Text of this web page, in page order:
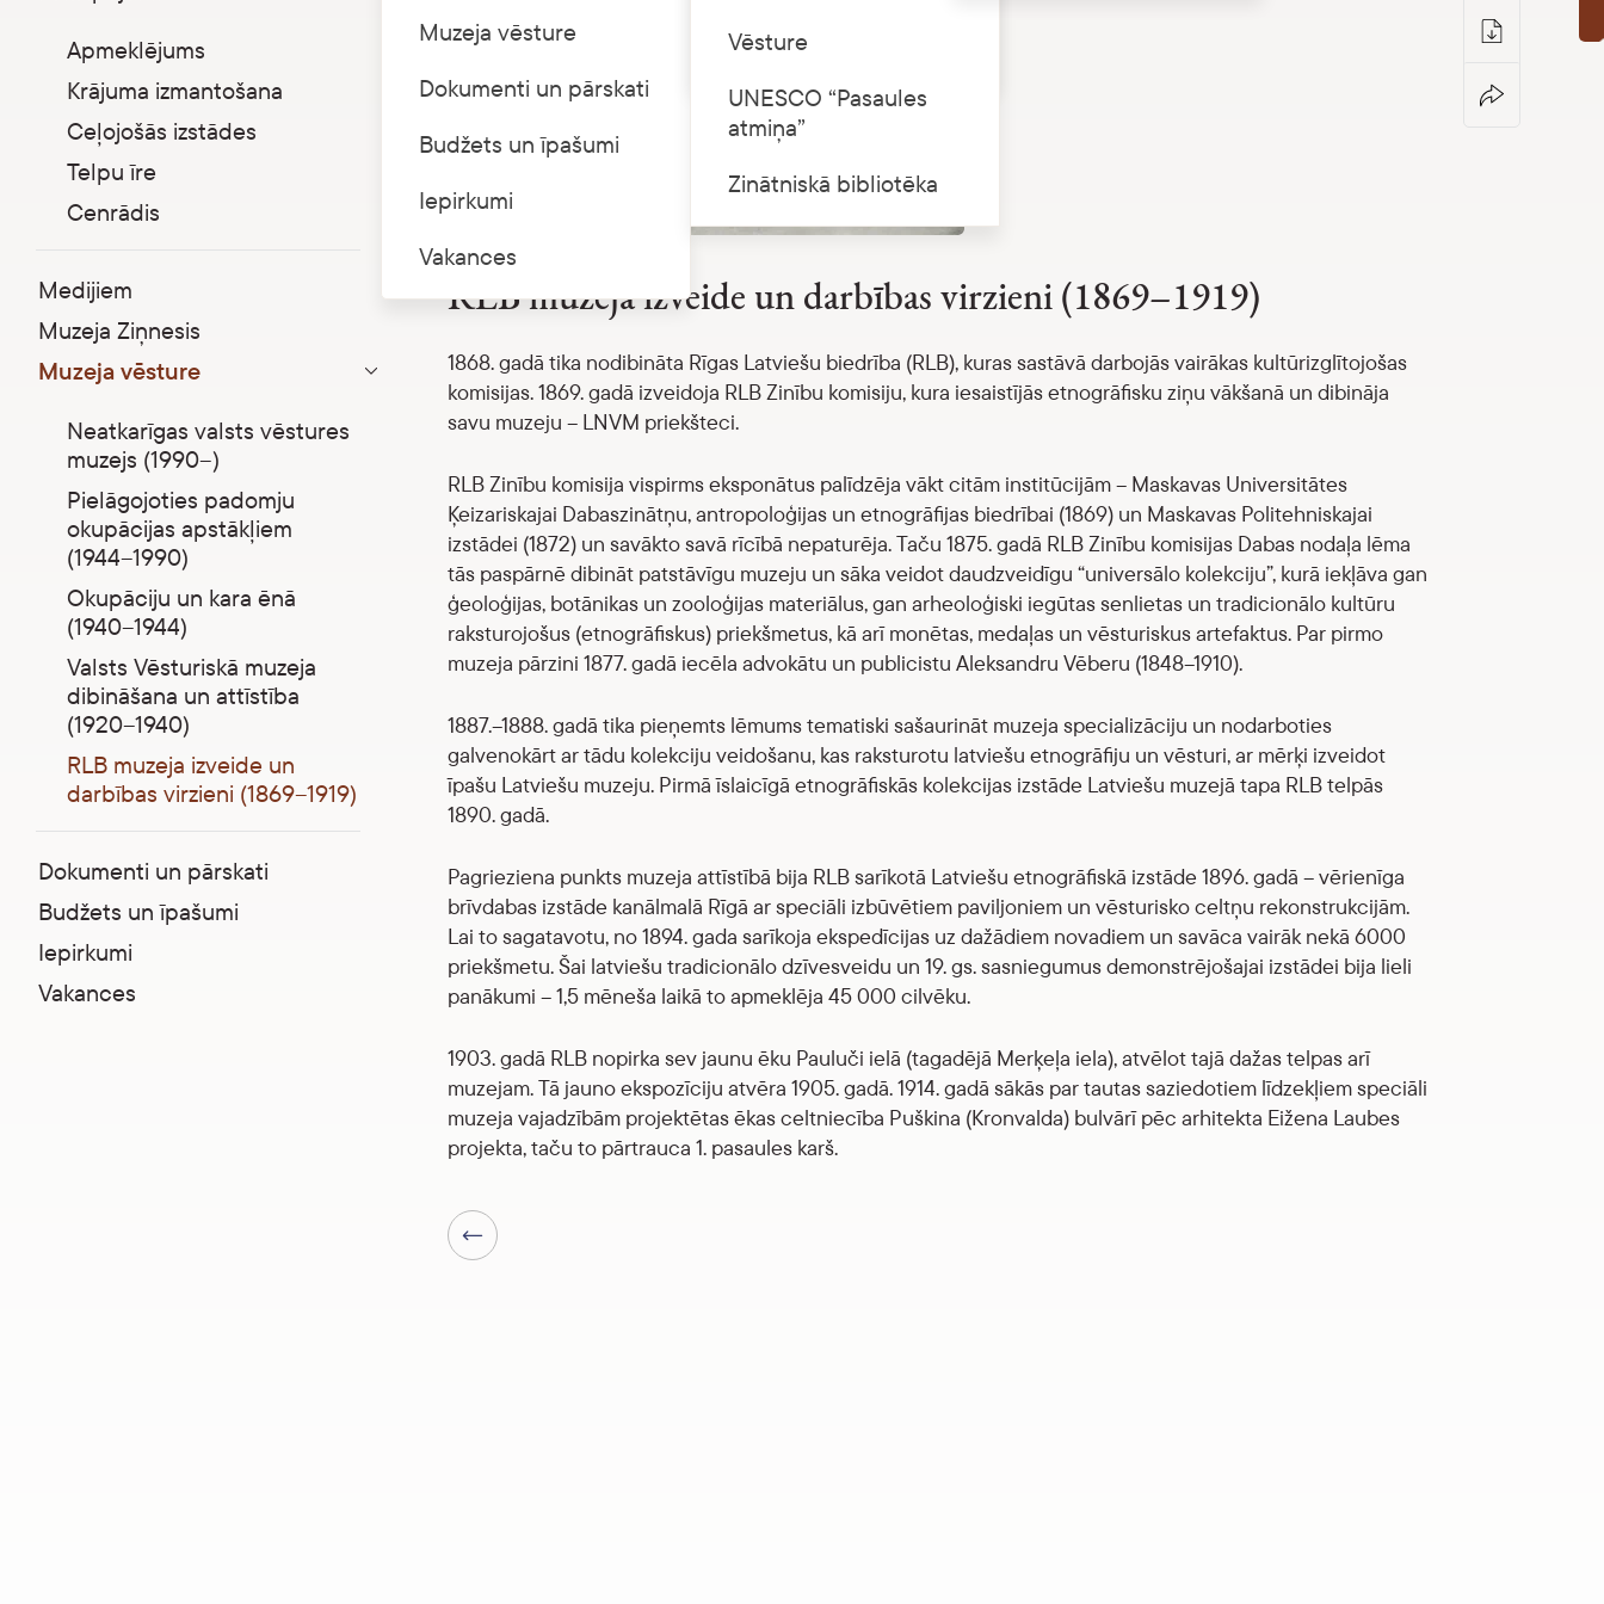
Cenrādis
Vēsture
UNESCO “Pasaules
atmiņa”
Zinātniskā bibliotēka
Muzeja vēsture
Dokumenti un pārskati
Budžets un īpašumi
Iepirkumi
Vakances
Apmeklējums
Krājuma izmantošana
Ceļojošās izstādes
Telpu īre
Cenrādis
Medijiem
Muzeja Ziņnesis
Muzeja vēsture
Parādīt apakšizvēlni
Neatkarīgas valsts vēstures
muzejs (1990–)
Pielāgojoties padomju
okupācijas apstākļiem
(1944–1990)
Okupāciju un kara ēnā
(1940–1944)
Valsts Vēsturiskā muzeja
dibināšana un attīstība
(1920–1940)
RLB muzeja izveide un
darbības virzieni (1869–1919)
Dokumenti un pārskati
Budžets un īpašumi
Iepirkumi
Vakances
RLB muzeja izveide un darbības virzieni (1869–1919)
1868. gadā tika nodibināta Rīgas Latviešu biedrība (RLB), kuras sastāvā darbojās vairākas kultūrizglītojošas
komisijas. 1869. gadā izveidoja RLB Zinību komisiju, kura iesaistījās etnogrāfisku ziņu vākšanā un dibināja
savu muzeju – LNVM priekšteci.
RLB Zinību komisija vispirms eksponātus palīdzēja vākt citām institūcijām – Maskavas Universitātes
Ķeizariskajai Dabaszinātņu, antropoloģijas un etnogrāfijas biedrībai (1869) un Maskavas Politehniskajai
izstādei (1872) un savākto savā rīcībā nepaturēja. Taču 1875. gadā RLB Zinību komisijas Dabas nodaļa lēma
tās paspārnē dibināt patstāvīgu muzeju un sāka veidot daudzveidīgu “universālo kolekciju”, kurā iekļāva gan
ģeoloģijas, botānikas un zooloģijas materiālus, gan arheoloģiski iegūtas senlietas un tradicionālo kultūru
raksturojošus (etnogrāfiskus) priekšmetus, kā arī monētas, medaļas un vēsturiskus artefaktus. Par pirmo
muzeja pārzini 1877. gadā iecēla advokātu un publicistu Aleksandru Vēberu (1848–1910).
1887.–1888. gadā tika pieņemts lēmums tematiski sašaurināt muzeja specializāciju un nodarboties
galvenokārt ar tādu kolekciju veidošanu, kas raksturotu latviešu etnogrāfiju un vēsturi, ar mērķi izveidot
īpašu Latviešu muzeju. Pirmā īslaicīgā etnogrāfiskās kolekcijas izstāde Latviešu muzejā tapa RLB telpās
1890. gadā.
Pagrieziena punkts muzeja attīstībā bija RLB sarīkotā Latviešu etnogrāfiskā izstāde 1896. gadā – vērienīga
brīvdabas izstāde kanālmalā Rīgā ar speciāli izbūvētiem paviljoniem un vēsturisko celtņu rekonstrukcijām.
Lai to sagatavotu, no 1894. gada sarīkoja ekspedīcijas uz dažādiem novadiem un savāca vairāk nekā 6000
priekšmetu. Šai latviešu tradicionālo dzīvesveidu un 19. gs. sasniegumus demonstrējošajai izstādei bija lieli
panākumi – 1,5 mēneša laikā to apmeklēja 45 000 cilvēku.
1903. gadā RLB nopirka sev jaunu ēku Pauluči ielā (tagadējā Merķeļa iela), atvēlot tajā dažas telpas arī
muzejam. Tā jauno ekspozīciju atvēra 1905. gadā. 1914. gadā sākās par tautas saziedotiem līdzekļiem speciāli
muzeja vajadzībām projektētas ēkas celtniecība Puškina (Kronvalda) bulvārī pēc arhitekta Eižena Laubes
projekta, taču to pārtrauca 1. pasaules karš.
Iepriekšējā lapa